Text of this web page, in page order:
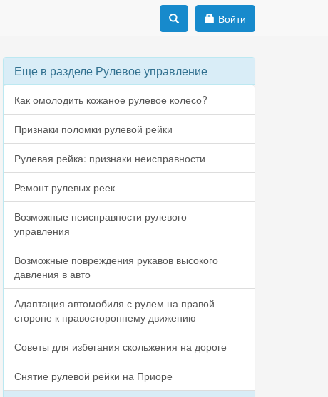
Войти
Еще в разделе Рулевое управление
Как омолодить кожаное рулевое колесо?
Признаки поломки рулевой рейки
Рулевая рейка: признаки неисправности
Ремонт рулевых реек
Возможные неисправности рулевого
управления
Возможные повреждения рукавов высокого
давления в авто
Адаптация автомобиля с рулем на правой
стороне к правостороннему движению
Советы для избегания скольжения на дороге
Снятие рулевой рейки на Приоре